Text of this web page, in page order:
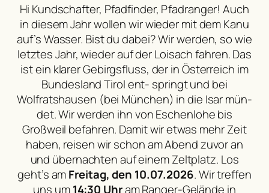
Hi Kundschafter, Pfadfinder, Pfadranger! Auch
in diesem Jahr wollen wir wieder mit dem Kanu
auf’s Wasser. Bist du dabei? Wir werden, so wie
letztes Jahr, wieder auf der Loisach fahren. Das
ist ein klarer Gebirgsfluss, der in Österreich im
Bundesland Tirol ent- springt und bei
Wolfratshausen (bei München) in die Isar mün-
det. Wir werden ihn von Eschenlohe bis
Großweil befahren. Damit wir etwas mehr Zeit
haben, reisen wir schon am Abend zuvor an
und übernachten auf einem Zeltplatz. Los
geht’s amFreitag, den 10.07.2026. Wir treffen
uns um14:30 Uhram Ranger-Gelände in